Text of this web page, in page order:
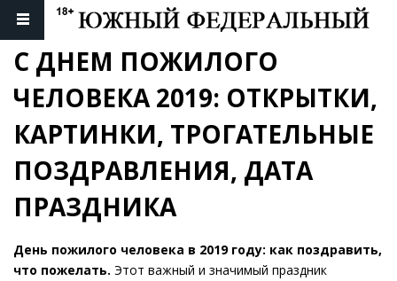
С ДНЕМ ПОЖИЛОГО
ЧЕЛОВЕКА 2019: ОТКРЫТКИ,
КАРТИНКИ, ТРОГАТЕЛЬНЫЕ
ПОЗДРАВЛЕНИЯ, ДАТА
ПРАЗДНИКА
День пожилого человека в 2019 году: как поздравить,
что пожелать. Этот важный и значимый праздник